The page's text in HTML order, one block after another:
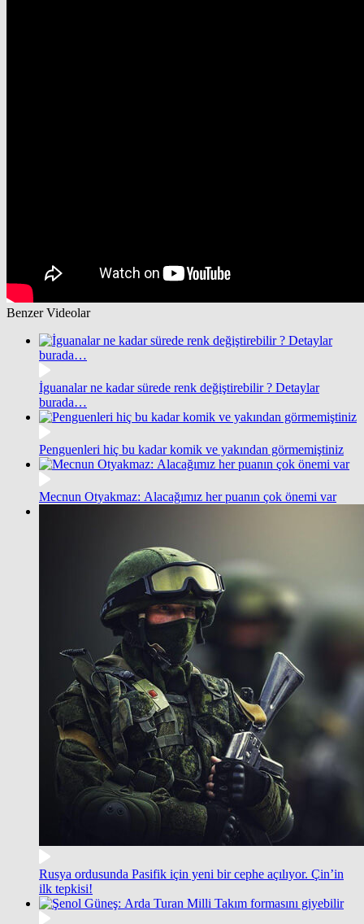
Benzer Videolar
İguanalar ne kadar sürede renk değiştirebilir ? Detaylar
burada…
Penguenleri hiç bu kadar komik ve yakından görmemiştiniz
Mecnun Otyakmaz: Alacağımız her puanın çok önemi var
Rusya ordusunda Pasifik için yeni bir cephe açılıyor. Çin’in
ilk tepkisi!